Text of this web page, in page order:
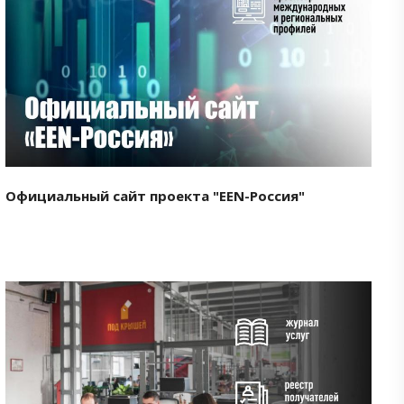
Смотреть проект
Официальный сайт проекта "EEN-Россия"